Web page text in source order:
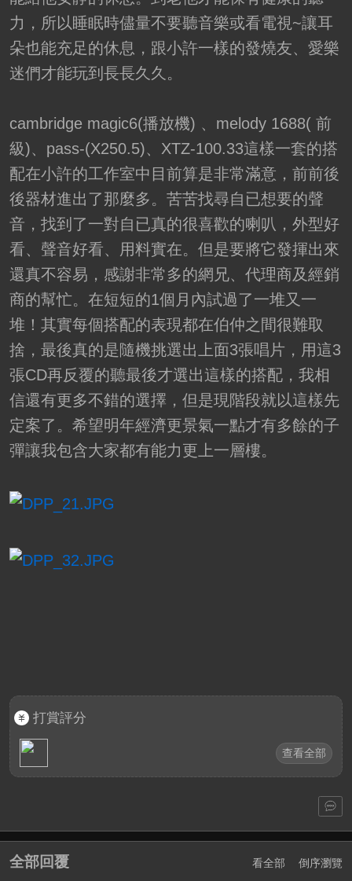
力，所以睡眠時儘量不要聽音樂或看電視~讓耳
朵也能充足的休息，跟小許一樣的發燒友、愛樂
迷們才能玩到長長久久。
cambridge magic6(播放機) 、melody 1688( 前
級)、pass-(X250.5)、XTZ-100.33這樣一套的搭
配在小許的工作室中目前算是非常滿意，前前後
後器材進出了那麼多。苦苦找尋自已想要的聲
音，找到了一對自已真的很喜歡的喇叭，外型好
看、聲音好看、用料實在。但是要將它發揮出來
還真不容易，感謝非常多的網兄、代理商及經銷
商的幫忙。在短短的1個月內試過了一堆又一
堆！其實每個搭配的表現都在伯仲之間很難取
捨，最後真的是隨機挑選出上面3張唱片，用這3
張CD再反覆的聽最後才選出這樣的搭配，我相
信還有更多不錯的選擇，但是現階段就以這樣先
定案了。希望明年經濟更景氣一點才有多餘的子
彈讓我包含大家都有能力更上一層樓。
打賞評分
查看全部
全部回覆 看全部 倒序瀏覽